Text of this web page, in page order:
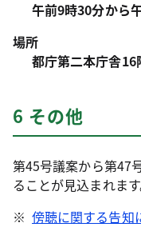
午前9時30分から
場所
都庁第二本庁舎16
6 その他
第45号議案から第47
ることが見込まれます
※ 傍聴に関する告知